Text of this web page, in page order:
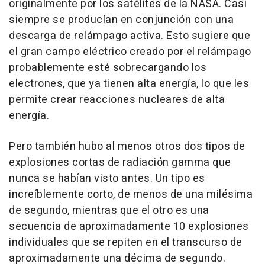
originalmente por los satélites de la NASA. Casi
siempre se producían en conjunción con una
descarga de relámpago activa. Esto sugiere que
el gran campo eléctrico creado por el relámpago
probablemente esté sobrecargando los
electrones, que ya tienen alta energía, lo que les
permite crear reacciones nucleares de alta
energía.
Pero también hubo al menos otros dos tipos de
explosiones cortas de radiación gamma que
nunca se habían visto antes. Un tipo es
increíblemente corto, de menos de una milésima
de segundo, mientras que el otro es una
secuencia de aproximadamente 10 explosiones
individuales que se repiten en el transcurso de
aproximadamente una décima de segundo.